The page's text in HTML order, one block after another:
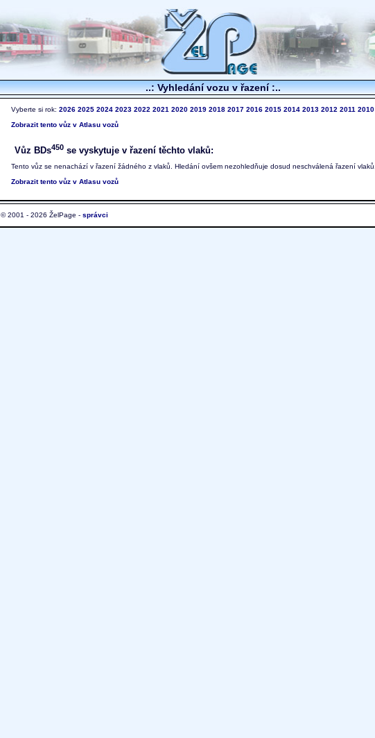
..: Vyhledání vozu v řazení :..
Vyberte si rok: 2026 2025 2024 2023 2022 2021 2020 2019 2018 2017 2016 2015 2014 2013 2012 2011 2010
Zobrazit tento vůz v Atlasu vozů
Vůz BDs450 se vyskytuje v řazení těchto vlaků:
Tento vůz se nenachází v řazení žádného z vlaků. Hledání ovšem nezohledňuje dosud neschválená řazení vlaků.
Zobrazit tento vůz v Atlasu vozů
© 2001 - 2026 ŽelPage - správci